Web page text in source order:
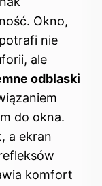
Okno,
nie
ale
odblaski
do okna.
a ekran
komfort